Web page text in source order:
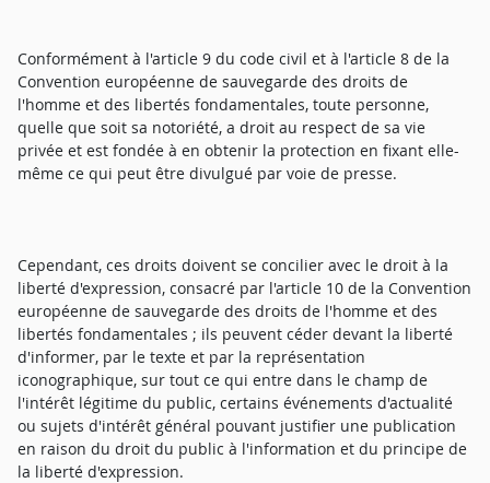
Conformément à l'article 9 du code civil et à l'article 8 de la
Convention européenne de sauvegarde des droits de
l'homme et des libertés fondamentales, toute personne,
quelle que soit sa notoriété, a droit au respect de sa vie
privée et est fondée à en obtenir la protection en fixant elle-
même ce qui peut être divulgué par voie de presse.
Cependant, ces droits doivent se concilier avec le droit à la
liberté d'expression, consacré par l'article 10 de la Convention
européenne de sauvegarde des droits de l'homme et des
libertés fondamentales ; ils peuvent céder devant la liberté
d'informer, par le texte et par la représentation
iconographique, sur tout ce qui entre dans le champ de
l'intérêt légitime du public, certains événements d'actualité
ou sujets d'intérêt général pouvant justifier une publication
en raison du droit du public à l'information et du principe de
la liberté d'expression.